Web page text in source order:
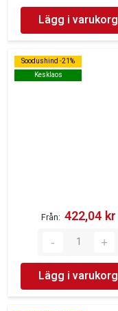
Lägg i varukorg
Soodushind -21%
Kesklaos
Soodushind -21%
Kesklaos
Från 422,04 kr‎
Lägg i varukorg